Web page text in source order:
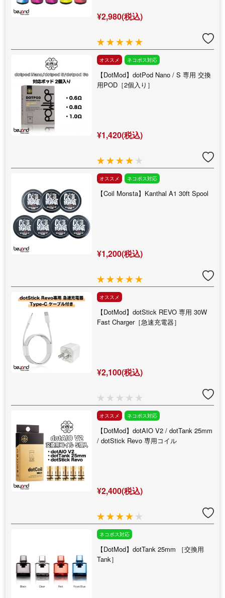
¥2,980(税込)
オススメ ネコポス対応
【DotMod】dotPod Nano / S 専用 交換
用POD［2個入り］
¥1,420(税込)
オススメ ネコポス対応
【Coil Monsta】Kanthal A1 30ft Spool
¥1,200(税込)
オススメ
【DotMod】dotStick REVO 専用 30W
Fast Charger［急速充電器］
¥2,100(税込)
オススメ ネコポス対応
【DotMod】dotAIO V2 / dotTank 25mm
/ dotStick Revo 専用コイル
¥2,400(税込)
ネコポス対応
【DotMod】dotTank 25mm ［交換用
Tank］